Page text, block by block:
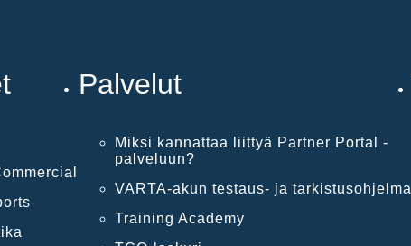
Palvelut
Miksi kannattaa liittyä Partner Portal -
palveluun?
VARTA-akun testaus- ja tarkistusohjelma
Training Academy